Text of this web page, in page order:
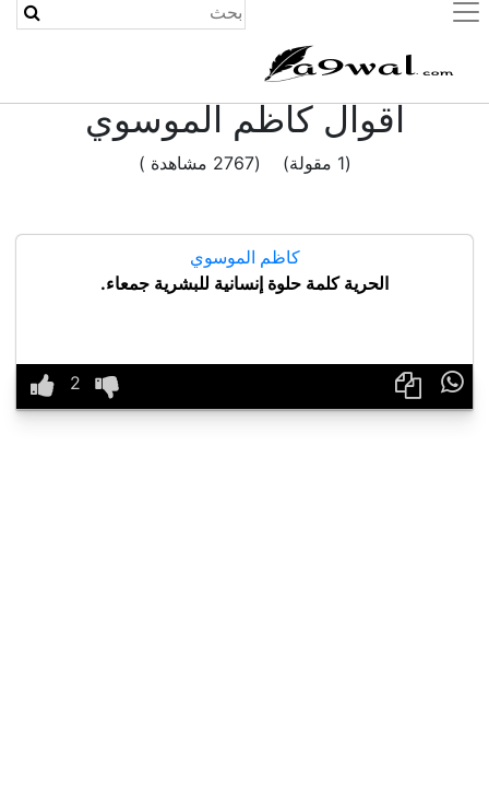
(current)
اقوال كاظم الموسوي
(1 مقولة) (2767 مشاهدة )
كاظم الموسوي
الحرية كلمة حلوة إنسانية للبشرية جمعاء.
